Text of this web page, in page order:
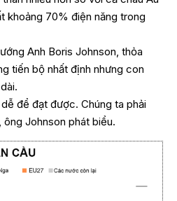
khoảng 70% điện năng trong
Anh Boris Johnson, thỏa
tiến bộ nhất định nhưng con
để đạt được. Chúng ta phải
ông Johnson phát biểu.